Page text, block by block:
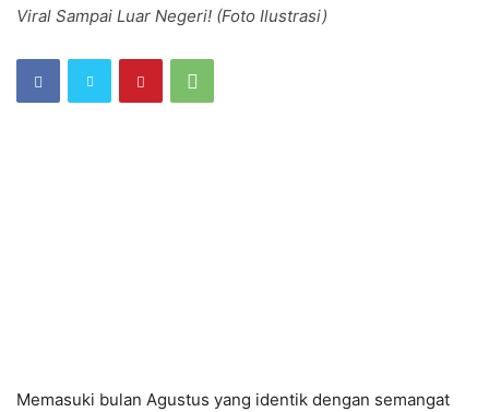
Viral Sampai Luar Negeri! (Foto Ilustrasi)
Memasuki bulan Agustus yang identik dengan semangat